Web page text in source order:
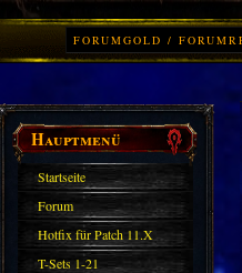
FORUMGOLD /
Hauptmenü
Startseite
Forum
Hotfix für Patch 11.X
T-Sets 1-21